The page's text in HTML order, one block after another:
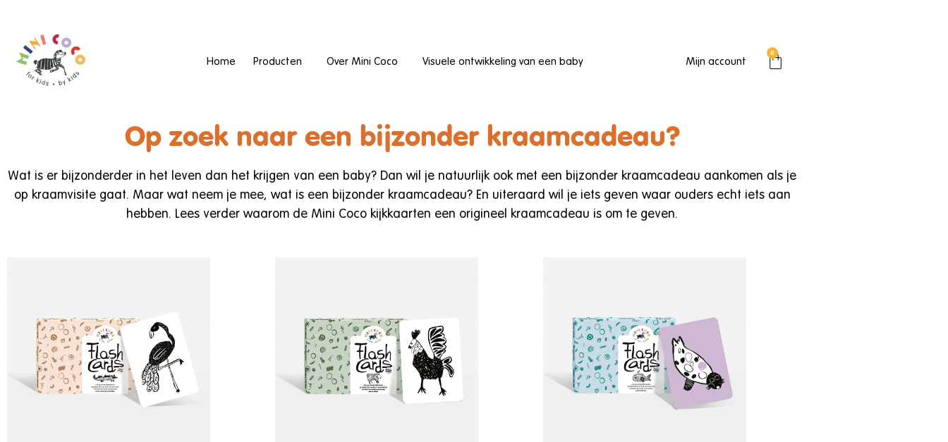
Home Producten Over Mini Coco Visuele ontwikkeling van een baby Mijn account
0
Op zoek naar een bijzonder kraamcadeau?
Wat is er bijzonderder in het leven dan het krijgen van een baby? Dan wil je natuurlijk ook met een bijzonder kraamcadeau aankomen als je
op kraamvisite gaat. Maar wat neem je mee, wat is een bijzonder kraamcadeau? En uiteraard wil je iets geven waar ouders echt iets aan
hebben. Lees verder waarom de Mini Coco kijkkaarten een origineel kraamcadeau is om te geven.